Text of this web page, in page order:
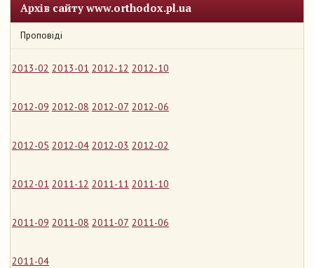
Архів сайту www.orthodox.pl.ua
Проповіді
2013-02 2013-01 2012-12 2012-10
2012-09 2012-08 2012-07 2012-06
2012-05 2012-04 2012-03 2012-02
2012-01 2011-12 2011-11 2011-10
2011-09 2011-08 2011-07 2011-06
2011-04